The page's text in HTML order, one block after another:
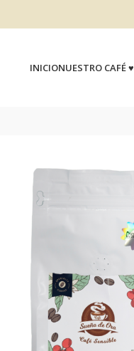
INICIONUESTRO CAFÉ ♥